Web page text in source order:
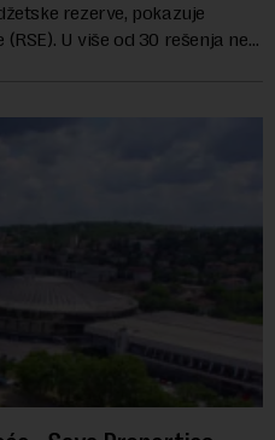
rezerve, pokazuje
U više od 30 rešenja ne